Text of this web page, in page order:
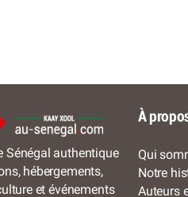
Sénégal authentique
hébergements,
et événements
À
Qui
Notre
Auteurs